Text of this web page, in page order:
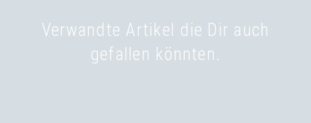
Verwandte Artikel die Dir auch
gefallen könnten.